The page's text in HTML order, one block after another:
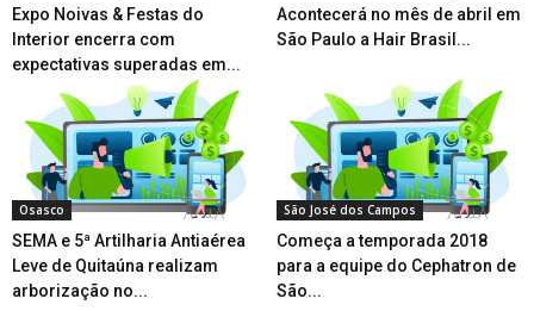
Expo Noivas & Festas do
Interior encerra com
expectativas superadas em...
Acontecerá no mês de abril em
São Paulo a Hair Brasil...
Osasco
SEMA e 5ª Artilharia Antiaérea
Leve de Quitaúna realizam
arborização no...
São José dos Campos
Começa a temporada 2018
para a equipe do Cephatron de
São...